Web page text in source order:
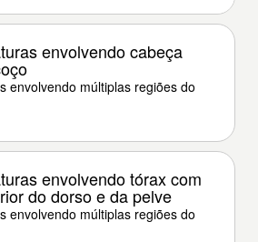
envolvendo cabeça
envolvendo múltiplas regiões do
envolvendo tórax com
do dorso e da pelve
envolvendo múltiplas regiões do